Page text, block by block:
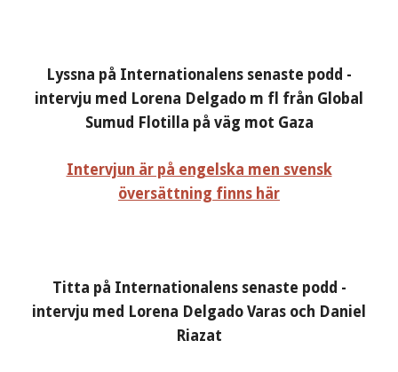
Lyssna på Internationalens senaste podd -
intervju med Lorena Delgado m fl från Global
Sumud Flotilla på väg mot Gaza
Intervjun är på engelska men svensk
översättning finns här
Titta på Internationalens senaste podd -
intervju med Lorena Delgado Varas och Daniel
Riazat